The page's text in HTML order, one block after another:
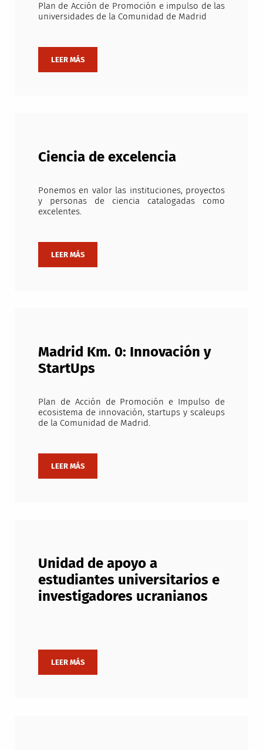
Plan de Acción de Promoción e impulso de las
universidades de la Comunidad de Madrid
Ciencia de excelencia
Ponemos en valor las instituciones, proyectos
y personas de ciencia catalogadas como
excelentes.
Madrid Km. 0: Innovación y
StartUps
Plan de Acción de Promoción e Impulso de
ecosistema de innovación, startups y scaleups
de la Comunidad de Madrid.
Unidad de apoyo a
estudiantes universitarios e
investigadores ucranianos